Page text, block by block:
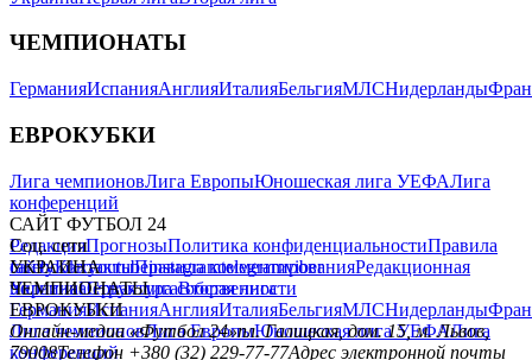
ЧЕМПИОНАТЫ
ГерманияИспанияАнглияИталияБельгияМЛСНидерланды
ЕВРОКУБКИ
Лига чемпионовЛига ЕвропыЮношеская лига УЕФАЛига
конференций
САЙТ ФУТБОЛ 24
РедакцияПрогнозыПолитика конфиденциальностиПравила
сайтуКонтактыПравила комментированияРедакционная
политикаСтруктура собственности
Соц. сети
facebookxyoutubeinstagramtelegramviber
УКРАИНА
УкраинаПервая лигаВторая лига
ЧЕМПИОНАТЫ
ГерманияИспанияАнглияИталияБельгияМЛСНидерланды
ЕВРОКУБКИ
Лига чемпионовЛига ЕвропыЮношеская лига УЕФАЛига
конференций
Онлайн-медиа «Футбол 24»пл. Галицкая, дом. 15, м. Львов,
79008Телефон +380 (32) 229-77-77Адрес электронной почты